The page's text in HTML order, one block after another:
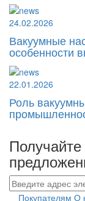
24.02.2026
Вакуумные
особенности
22.01.2026
Роль
Покупателям О